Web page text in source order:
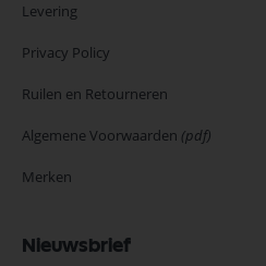
Levering
Privacy Policy
Ruilen en Retourneren
Algemene Voorwaarden (pdf)
Merken
Nieuwsbrief